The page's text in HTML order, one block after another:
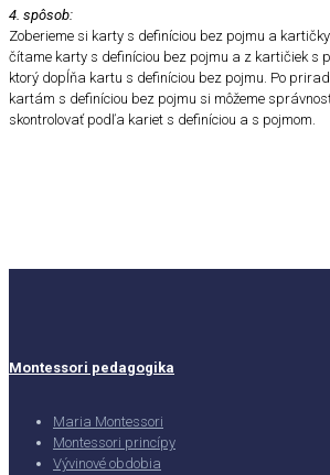
4. spôsob:
Zoberieme si karty s definíciou bez pojmu a
čítame karty s definíciou bez pojmu a z kartičiek s
ktorý dopĺňa kartu s definíciou bez pojmu. Po
kartám s definíciou bez pojmu si môžeme
skontrolovať podľa kariet s definíciou a s pojmom.
Montessori pedagogika
Maria Montessori
Montessori princípy
Vývinové obdobia